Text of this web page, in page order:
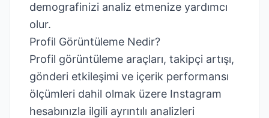
demografinizi analiz etmenize yardımcı
olur.
Profil Görüntüleme Nedir?
Profil görüntüleme araçları, takipçi artışı,
gönderi etkileşimi ve içerik performansı
ölçümleri dahil olmak üzere Instagram
hesabınızla ilgili ayrıntılı analizleri